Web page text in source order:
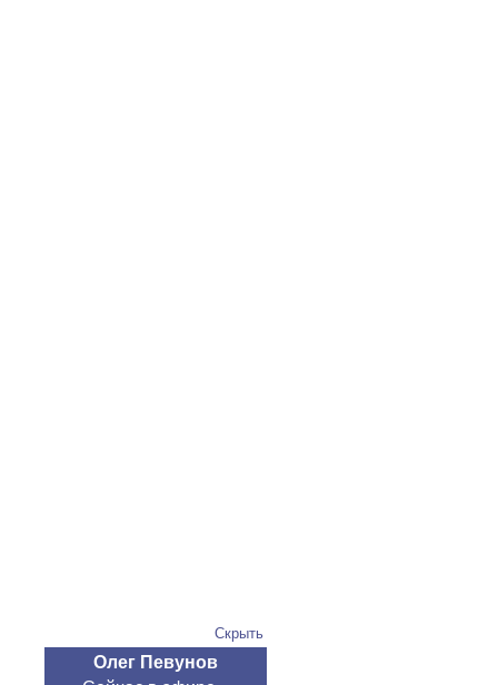
Скрыть
Олег Певунов